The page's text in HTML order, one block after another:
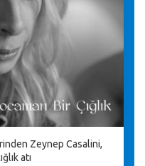
Zeynep Casalini,
atı